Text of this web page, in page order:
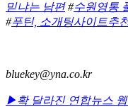
믿냐는 남편#수원영통
#푸틴, 소개팅사이트추
bluekey@yna.co.kr
▶확 달라진 연합뉴스